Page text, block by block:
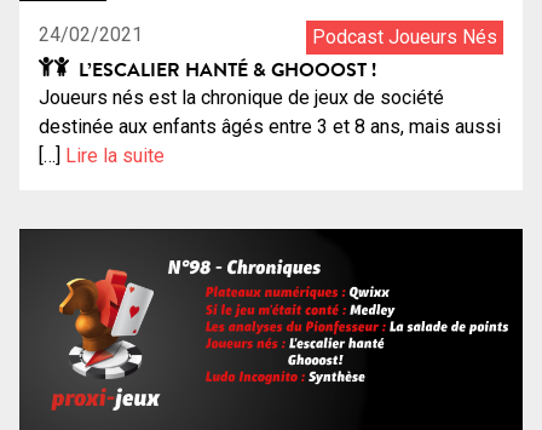
24/02/2021 Podcast Joueurs Nés
L’ESCALIER HANTÉ & GHOOOST !
Joueurs nés est la chronique de jeux de société
destinée aux enfants âgés entre 3 et 8 ans, mais aussi
[…] Lire la suite